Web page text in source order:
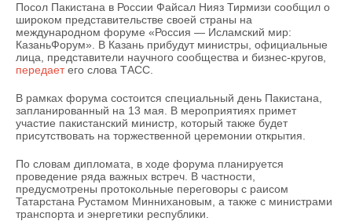
НЕФТЬ
ОПК
ЭНЕРГЕТИКА
РОЗНИЧНАЯ ТОРГОВЛЯ
ТРАНСПОРТ
НОВОСТИ ТЕХНОЛОГИЙ
IT
ТЕЛЕКОММУНИКАЦИИ
МЕРОПРИЯТИЯ
НОВОСТИ МЕРОПРИЯТИЙ
БИЗНЕС-БРАНЧИ
ONLINE-КОНФЕРЕНЦИИ
ОТКРЫТАЯ ЛЕКЦИЯ
СПОРТ
ФУТБОЛ
ХОККЕЙ
БАСКЕТБОЛ
ОБЩЕСТВО
НОВОСТИ ОБЩЕСТВА
ВЛАСТЬ
ИНФРАСТРУКТУРА
ФОТОГАЛЕРЕЯ
СЮЖЕТЫ
СПРАВОЧНИК
Посол Пакистана в России Файсал Нияз Тирмизи сообщил о
широком представительстве своей страны на
международном форуме «Россия — Исламский мир:
КазаньФорум». В Казань прибудут министры, официальные
лица, представители научного сообщества и бизнес-кругов,
передаетего слова ТАСС.
В рамках форума состоится специальный день Пакистана,
запланированный на 13 мая. В мероприятиях примет
участие пакистанский министр, который также будет
присутствовать на торжественной церемонии открытия.
По словам дипломата, в ходе форума планируется
проведение ряда важных встреч. В частности,
предусмотрены протокольные переговоры с раисом
Татарстана Рустамом Миннихановым, а также с министрами
транспорта и энергетики республики.